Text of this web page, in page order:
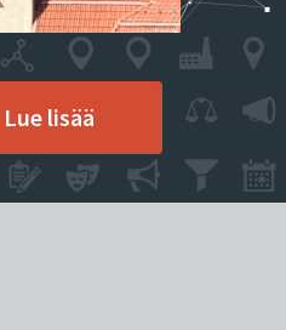
Lue lisää